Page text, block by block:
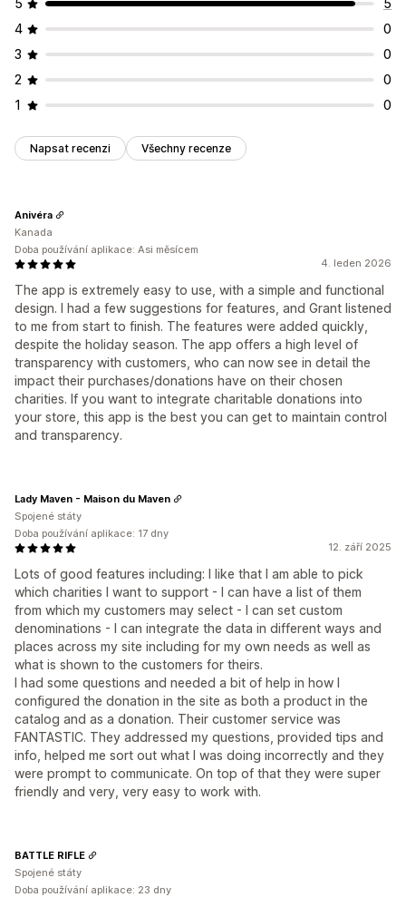
Vstupní stránky Odznaky Živé počítadlo Darovací widget
5
5
4
0
3
0
2
0
1
0
Napsat recenzi Všechny recenze
4. leden 2026
The app is extremely easy to use, with a simple and functional
design. I had a few suggestions for features, and Grant listened
to me from start to finish. The features were added quickly,
despite the holiday season. The app offers a high level of
transparency with customers, who can now see in detail the
impact their purchases/donations have on their chosen
charities. If you want to integrate charitable donations into
your store, this app is the best you can get to maintain control
and transparency.
Anivéra
Kanada
Doba používání aplikace: Asi měsícem
12. září 2025
Lots of good features including: I like that I am able to pick
which charities I want to support - I can have a list of them
from which my customers may select - I can set custom
denominations - I can integrate the data in different ways and
places across my site including for my own needs as well as
what is shown to the customers for theirs.
I had some questions and needed a bit of help in how I
configured the donation in the site as both a product in the
catalog and as a donation. Their customer service was
FANTASTIC. They addressed my questions, provided tips and
info, helped me sort out what I was doing incorrectly and they
were prompt to communicate. On top of that they were super
friendly and very, very easy to work with.
Lady Maven - Maison du Maven
Spojené státy
Doba používání aplikace: 17 dny
BATTLE RIFLE
Spojené státy
Doba používání aplikace: 23 dny